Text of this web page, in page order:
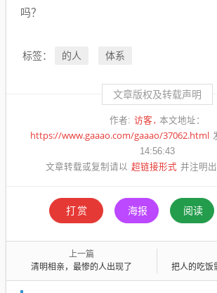
吗？
标签： 的人 体系
文章版权及转载声明
作者: 访客 本文地址：
https://www.gaaao.com/gaaao/37062.html
14:56:43
文章转载或复制请以 超链接形式 并注明
打赏 海报 阅读
上一篇
清明相亲，最惨的人出现了 把人的吃饭需求浓缩在一个